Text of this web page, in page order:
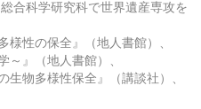
合科学研究科で世界遺産専攻を
性の保全』（地人書館）、
』（地人書館）、
物多様性保全』（講談社）、